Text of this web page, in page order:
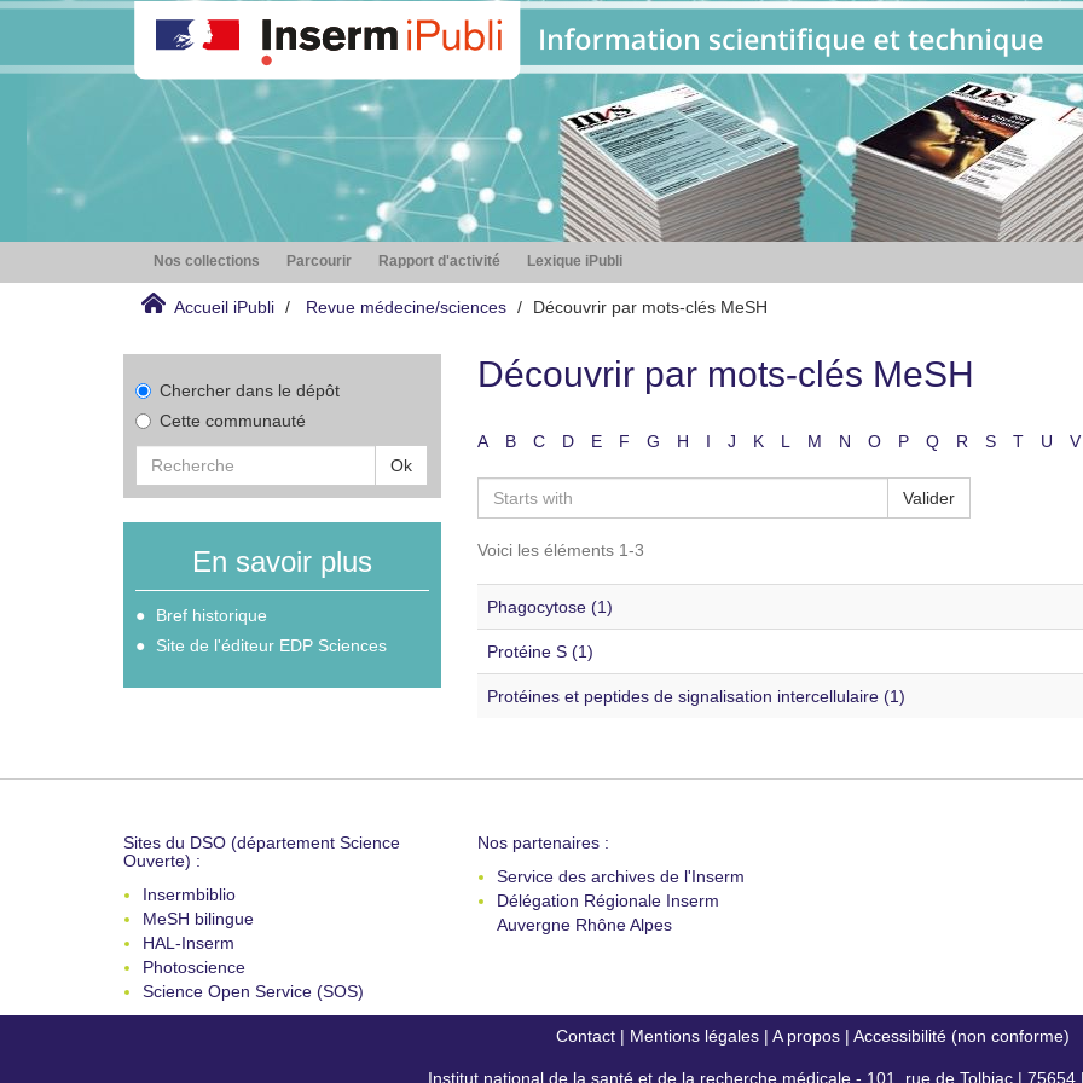
Nos collections Parcourir Rapport d'activité Lexique iPubli
Accueil iPubli Revue médecine/sciences Découvrir par mots-clés MeSH
Chercher dans le dépôt
Cette communauté
Ok
En savoir plus
Bref historique
Site de l'éditeur EDP Sciences
Découvrir par mots-clés MeSH
A B C D E F G H I J K L M N O P Q R S T U V
Valider
Voici les éléments 1-3
Phagocytose (1)
Protéine S (1)
Protéines et peptides de signalisation intercellulaire (1)
Sites du DSO (département Science
Ouverte) :
Insermbiblio
MeSH bilingue
HAL-Inserm
Photoscience
Science Open Service (SOS)
Nos partenaires :
Service des archives de l'Inserm
Délégation Régionale Inserm
Auvergne Rhône Alpes
Contact| Mentions légales| A propos| Accessibilité (non conforme)
Institut national de la santé et de la recherche médicale - 101, rue de Tolbiac | 75654